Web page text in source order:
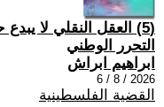
(5) العقل النقلي لا
التحرر الوطني
ابراهيم ابراش
2026 / 8 / 6
القضية الفلسطينية